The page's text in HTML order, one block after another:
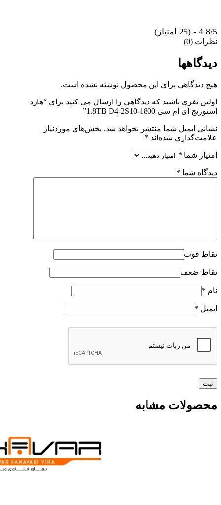
4.8/5 - (25 امتیاز)
نظرات (0)
دیدگاهها
هیچ دیدگاهی برای این محصول نوشته نشده است.
اولین نفری باشید که دیدگاهی را ارسال می کنید برای “هارد
استوریج ای ام سی 1.8TB D4-2S10-1800”
نشانی ایمیل شما منتشر نخواهد شد. بخش‌های موردنیاز
علامت‌گذاری شده‌اند *
امتیاز شما *
دیدگاه شما *
نقاط قوت
نقاط ضعف
نام *
ایمیل *
محصولات مشابه